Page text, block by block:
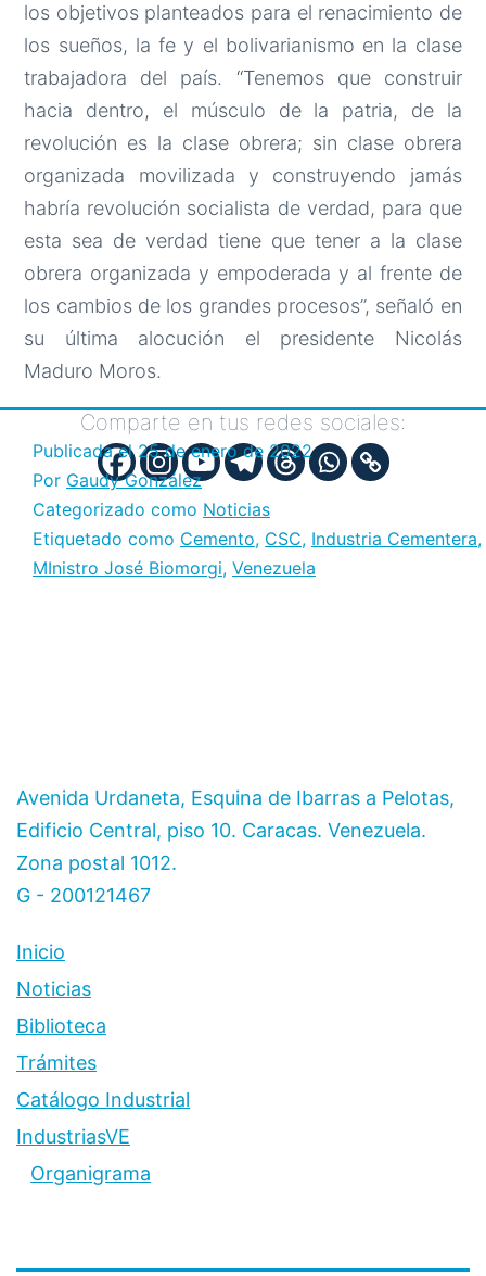
los objetivos planteados para el renacimiento de
los sueños, la fe y el bolivarianismo en la clase
trabajadora del país. “Tenemos que construir
hacia dentro, el músculo de la patria, de la
revolución es la clase obrera; sin clase obrera
organizada movilizada y construyendo jamás
habría revolución socialista de verdad, para que
esta sea de verdad tiene que tener a la clase
obrera organizada y empoderada y al frente de
los cambios de los grandes procesos”, señaló en
su última alocución el presidente Nicolás
Maduro Moros.
Comparte en tus redes sociales:
Publicada el 25 de enero de 2022
Por Gaudy González
Categorizado como Noticias
Etiquetado como Cemento, CSC, Industria Cementera,
MInistro José Biomorgi, Venezuela
Avenida Urdaneta, Esquina de Ibarras a Pelotas,
Edificio Central, piso 10. Caracas. Venezuela.
Zona postal 1012.
G - 200121467
Inicio
Noticias
Biblioteca
Trámites
Catálogo Industrial
IndustriasVE
Organigrama